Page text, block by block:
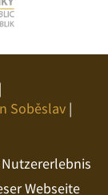
|
Soběslav |
Webseite